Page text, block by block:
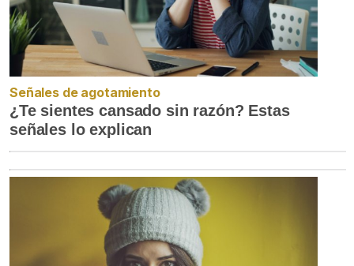
Señales de agotamiento
¿Te sientes cansado sin razón? Estas
señales lo explican